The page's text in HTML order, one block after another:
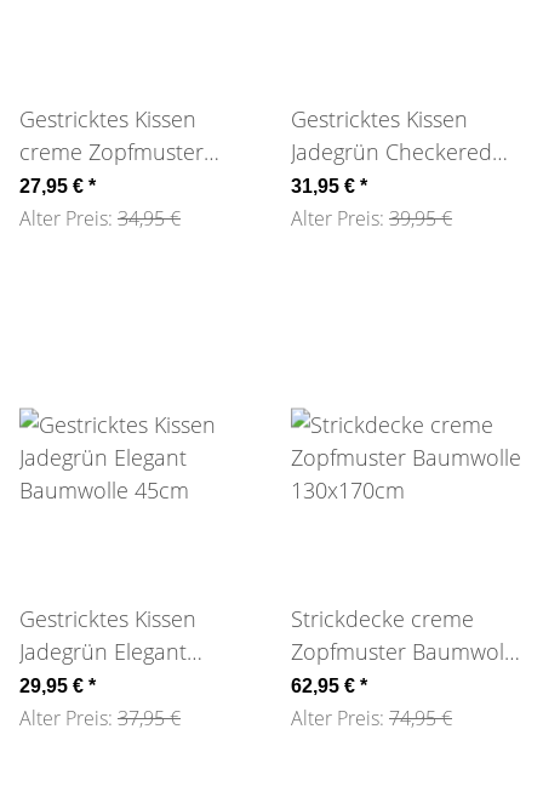
Gestricktes Kissen
creme Zopfmuster
Baumwolle 45cm
27,95 € *
Alter Preis: 34,95 €
Gestricktes Kissen
Jadegrün Checkered
Baumwolle 45cm
31,95 € *
Alter Preis: 39,95 €
Gestricktes Kissen
Jadegrün Elegant
Baumwolle 45cm
29,95 € *
Alter Preis: 37,95 €
Strickdecke creme
Zopfmuster Baumwolle
130x170cm
62,95 € *
Alter Preis: 74,95 €